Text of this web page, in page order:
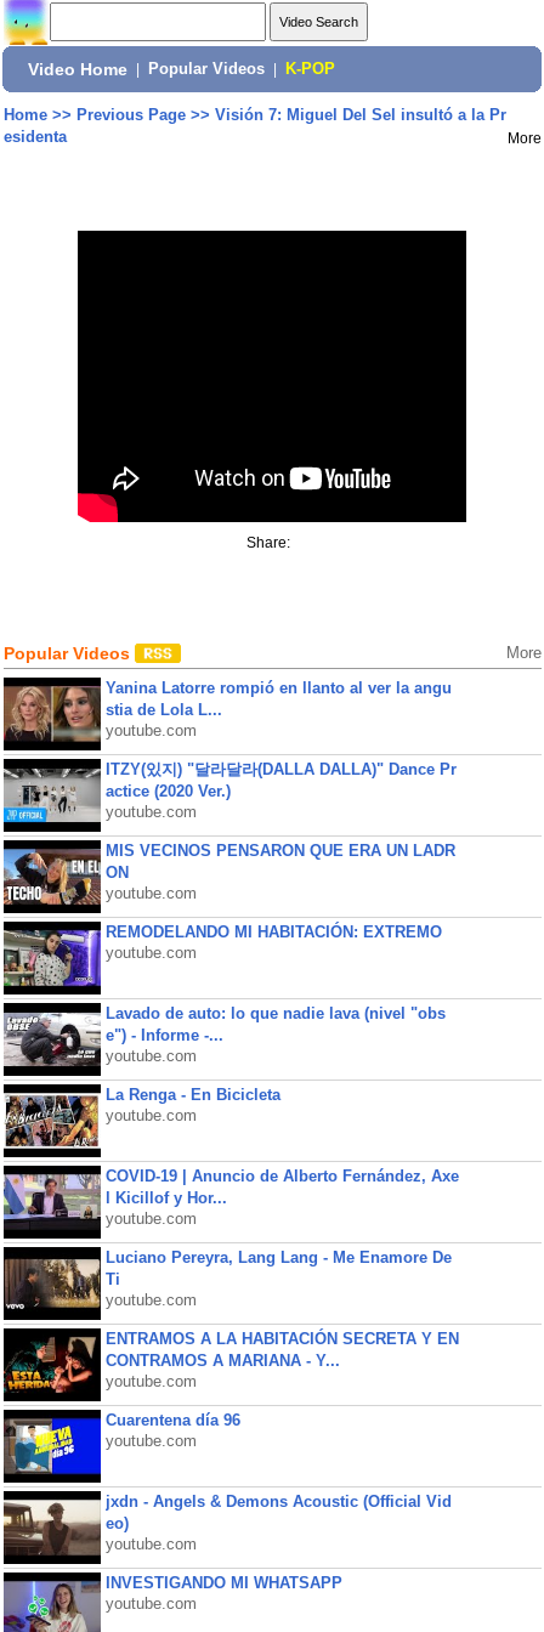
Video Home Popular Videos K-POP
Home>> Previous Page>> Visión 7: Miguel Del Sel insultó a la Pr
esidenta
More
Share:
Popular Videos More
Yanina Latorre rompió en llanto al ver la angu
stia de Lola L...
youtube.com
ITZY(있지) "달라달라(DALLA DALLA)" Dance Pr
actice (2020 Ver.)
youtube.com
MIS VECINOS PENSARON QUE ERA UN LADR
ON
youtube.com
REMODELANDO MI HABITACIÓN: EXTREMO
youtube.com
Lavado de auto: lo que nadie lava (nivel "obs
e") - Informe -...
youtube.com
La Renga - En Bicicleta
youtube.com
COVID-19 | Anuncio de Alberto Fernández, Axe
l Kicillof y Hor...
youtube.com
Luciano Pereyra, Lang Lang - Me Enamore De
Ti
youtube.com
ENTRAMOS A LA HABITACIÓN SECRETA Y EN
CONTRAMOS A MARIANA - Y...
youtube.com
Cuarentena día 96
youtube.com
jxdn - Angels & Demons Acoustic (Official Vid
eo)
youtube.com
INVESTIGANDO MI WHATSAPP
youtube.com